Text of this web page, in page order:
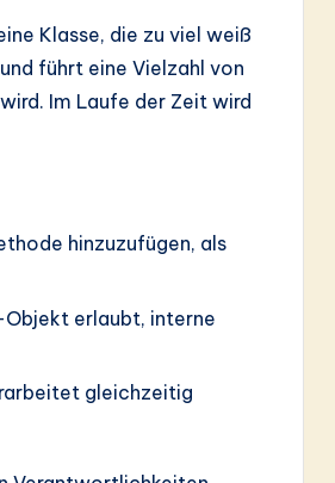
Klasse, die zu viel weiß
führt eine Vielzahl von
Im Laufe der Zeit wird
hinzuzufügen, als
erlaubt, interne
gleichzeitig